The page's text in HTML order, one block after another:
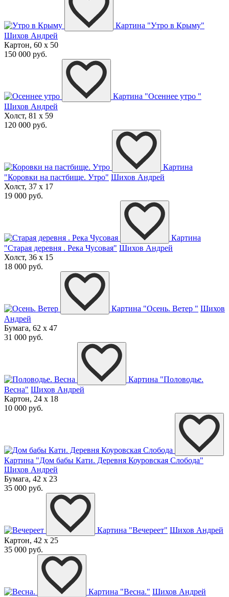
Картина "Утро в Крыму"
Шихов Андрей
Картон, 60 x 50
150 000 руб.
Картина "Осеннее утро "
Шихов Андрей
Холст, 81 x 59
120 000 руб.
Картина
"Коровки на пастбище. Утро" Шихов Андрей
Холст, 37 x 17
19 000 руб.
Картина
"Старая деревня . Река Чусовая" Шихов Андрей
Холст, 36 x 15
18 000 руб.
Картина "Осень. Ветер " Шихов
Андрей
Бумага, 62 x 47
31 000 руб.
Картина "Половодье.
Весна" Шихов Андрей
Картон, 24 x 18
10 000 руб.
Картина "Дом бабы Кати. Деревня Коуровская Слобода"
Шихов Андрей
Бумага, 42 x 23
35 000 руб.
Картина "Вечереет" Шихов Андрей
Картон, 42 x 25
35 000 руб.
Картина "Весна." Шихов Андрей